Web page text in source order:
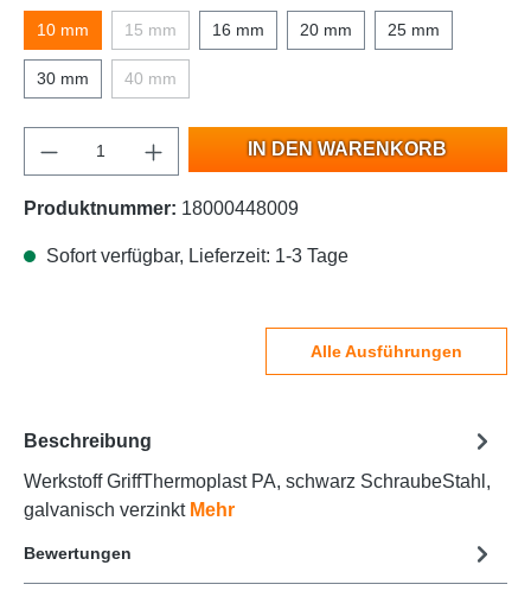
10 mm 15 mm 16 mm 20 mm 25 mm
30 mm 40 mm
IN DEN WARENKORB
Produktnummer: 18000448009
Sofort verfügbar, Lieferzeit: 1-3 Tage
Alle Ausführungen
Beschreibung
Werkstoff GriffThermoplast PA, schwarz SchraubeStahl,
galvanisch verzinkt Mehr
Bewertungen